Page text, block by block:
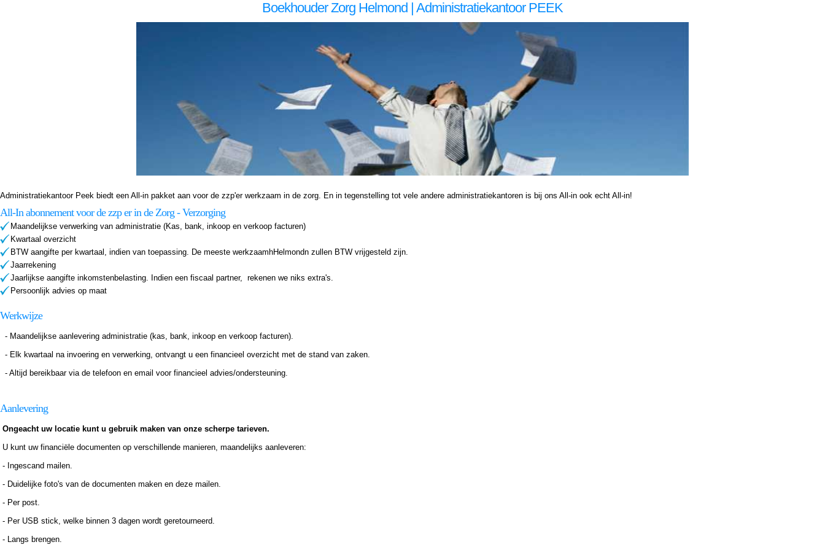
Boekhouder Zorg Helmond | Administratiekantoor PEEK
Administratiekantoor Peek biedt een All-in pakket aan voor de zzp'er werkzaam in de zorg. En in tegenstelling tot vele andere administratiekantoren is bij ons All-in ook echt All-in!
All-In abonnement voor de zzp er in de Zorg - Verzorging
Maandelijkse verwerking van administratie (Kas, bank, inkoop en verkoop facturen)
Kwartaal overzicht
BTW aangifte per kwartaal, indien van toepassing. De meeste werkzaamhHelmondn zullen BTW vrijgesteld zijn.
Jaarrekening
Jaarlijkse aangifte inkomstenbelasting. Indien een fiscaal partner, rekenen we niks extra's.
Persoonlijk advies op maat
Werkwijze
- Maandelijkse aanlevering administratie (kas, bank, inkoop en verkoop facturen).
- Elk kwartaal na invoering en verwerking, ontvangt u een financieel overzicht met de stand van zaken.
- Altijd bereikbaar via de telefoon en email voor financieel advies/ondersteuning.
Aanlevering
Ongeacht uw locatie kunt u gebruik maken van onze scherpe tarieven.
U kunt uw financiële documenten op verschillende manieren, maandelijks aanleveren:
- Ingescand mailen.
- Duidelijke foto's van de documenten maken en deze mailen.
- Per post.
- Per USB stick, welke binnen 3 dagen wordt geretourneerd.
- Langs brengen.